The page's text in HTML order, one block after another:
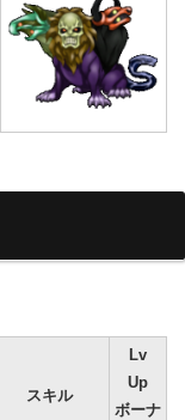
スキル
Lv
Up
ボーナ